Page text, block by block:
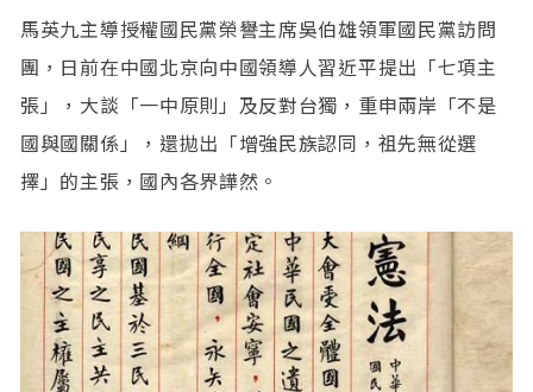
馬英九主導授權國民黨榮譽主席吳伯雄領軍國民黨訪問
團，日前在中國北京向中國領導人習近平提出「七項主
張」，大談「一中原則」及反對台獨，重申兩岸「不是
國與國關係」，還拋出「增強民族認同，祖先無從選
擇」的主張，國內各界譁然。